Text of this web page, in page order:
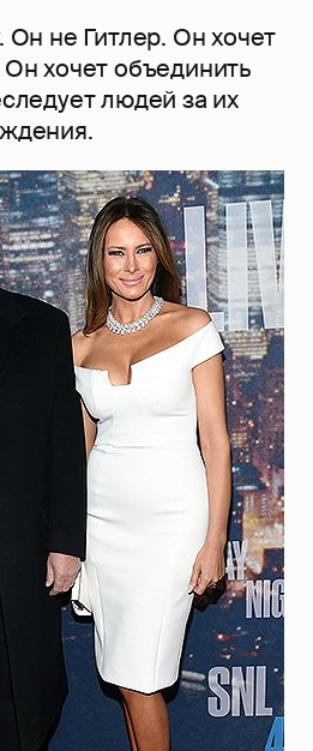
не Гитлер. Он хочет
хочет объединить
людей за их